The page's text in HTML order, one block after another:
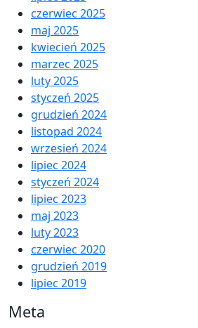
czerwiec 2025
maj 2025
kwiecień 2025
marzec 2025
luty 2025
styczeń 2025
grudzień 2024
listopad 2024
wrzesień 2024
lipiec 2024
styczeń 2024
lipiec 2023
maj 2023
luty 2023
czerwiec 2020
grudzień 2019
lipiec 2019
Meta